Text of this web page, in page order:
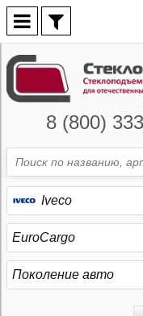
8 (800)
Iveco
EuroCargo
Поколение авто